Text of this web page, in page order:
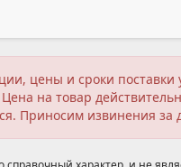
цены и сроки
на товар
Приносим извинения за